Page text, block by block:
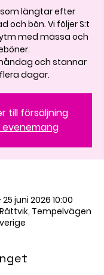
längtar efter
och bön. Vi följer S:t
med mässa och
och stannar
dagar.
till försäljning
evenemang
juni 2026 10:00
Tempelvägen